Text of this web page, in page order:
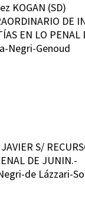
KOGAN (SD)
DE
EN LO
Negri-Genoud
S/
DE JUNIN.-
de Lázzari-